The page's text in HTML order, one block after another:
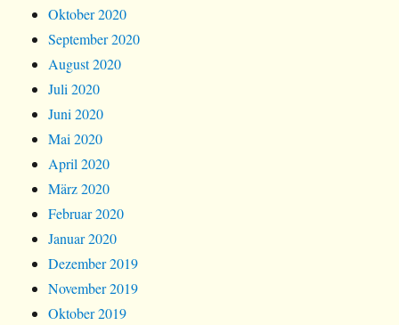
Oktober 2020
September 2020
August 2020
Juli 2020
Juni 2020
Mai 2020
April 2020
März 2020
Februar 2020
Januar 2020
Dezember 2019
November 2019
Oktober 2019